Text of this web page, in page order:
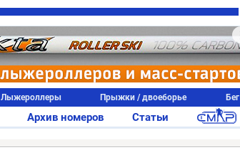
Лыжероллеры Прыжки / двоеборье Бег
Архив номеров Статьи